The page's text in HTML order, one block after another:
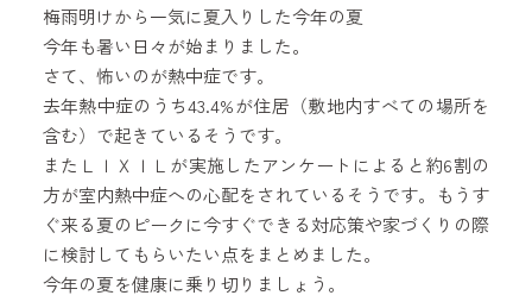
梅雨明けから一気に夏入りした今年の夏
今年も暑い日々が始まりました。
さて、怖いのが熱中症です。
去年熱中症のうち43.4%が住居（敷地内すべての場所を
含む）で起きているそうです。
またＬＩＸＩＬが実施したアンケートによると約6割の
方が室内熱中症への心配をされているそうです。もうす
ぐ来る夏のピークに今すぐできる対応策や家づくりの際
に検討してもらいたい点をまとめました。
今年の夏を健康に乗り切りましょう。